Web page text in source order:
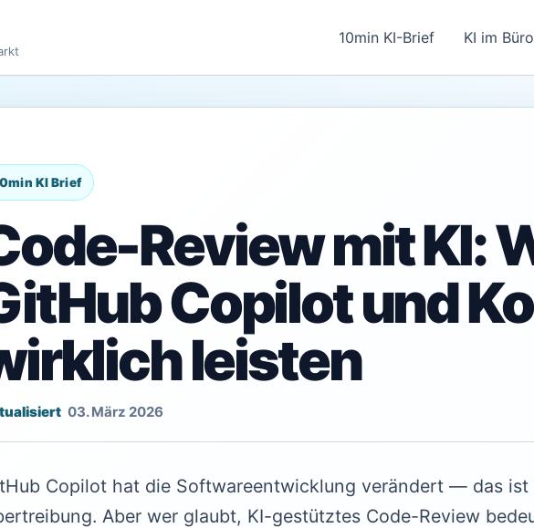
10min KI-Brief KI im Büro
Review mit KI:
Copilot und
leisten
03. März 2026
Copilot hat die Softwareentwicklung verändert — das ist
Aber wer glaubt, KI-gestütztes Code-Review